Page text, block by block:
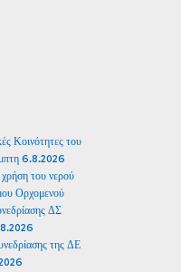
Κοινότητες του
6.8.2026
του νερού
Ορχομενού
ΔΣ
της ΔΕ